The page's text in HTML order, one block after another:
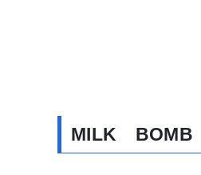
MILK BOMB